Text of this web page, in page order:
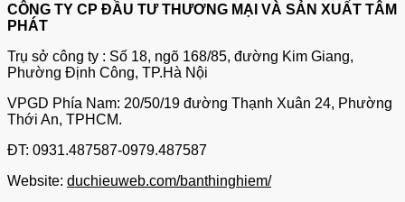
CÔNG TY CP ĐẦU TƯ THƯƠNG MẠI VÀ SẢN XUẤT TÂM
PHÁT
Trụ sở công ty : Số 18, ngõ 168/85, đường Kim Giang,
Phường Định Công, TP.Hà Nội
VPGD Phía Nam: 20/50/19 đường Thạnh Xuân 24, Phường
Thới An, TPHCM.
ĐT: 0931.487587-0979.487587
Website: duchieuweb.com/banthinghiem/